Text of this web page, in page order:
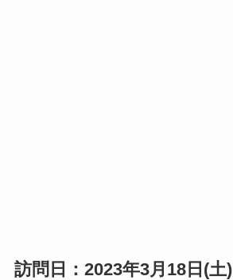
訪問日：2023年3月18日(土)